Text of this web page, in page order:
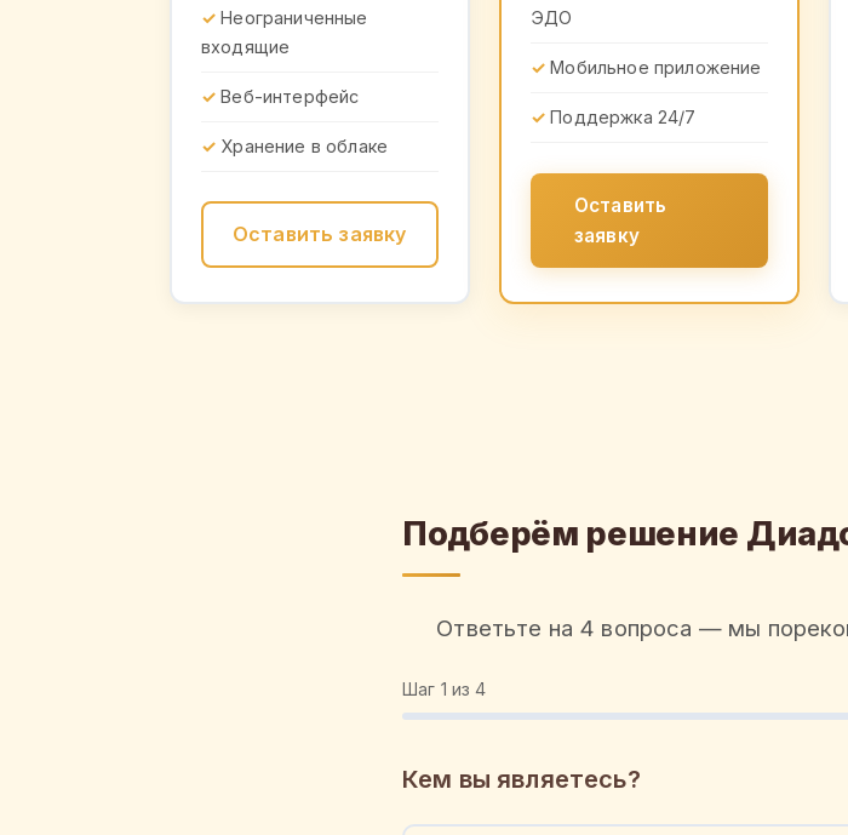
Неограниченные
входящие
Веб-интерфейс
Хранение в облаке
Оставить заявку
ЭДО
Мобильное приложение
Поддержка 24/7
Оставить
заявку
Подберём решение
Ответьте на 4 вопроса — мы
Шаг 1 из 4
Кем вы являетесь?